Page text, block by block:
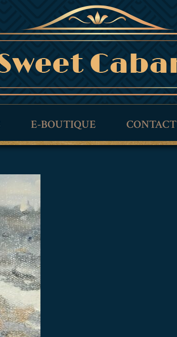
E-BOUTIQUE CONTACT